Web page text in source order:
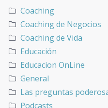
Coaching
Coaching de Negocios
Coaching de Vida
Educación
Educacion OnLine
General
Las preguntas
Podcasts